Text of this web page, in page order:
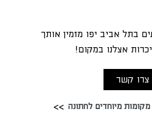
בתל אביב יפו מזמין אותך
אצלנו במקום!
צרו קשר
מיוחדים לחתונה